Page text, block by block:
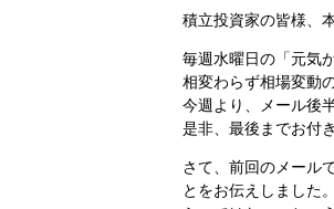
積立投資家の皆様、
毎週水曜日の「元気
相変わらず相場変動
今週より、メール後
是非、最後までお付
さて、前回のメール
とをお伝えしました